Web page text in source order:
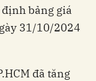
bảng giá
31/10/2024
đã tăng